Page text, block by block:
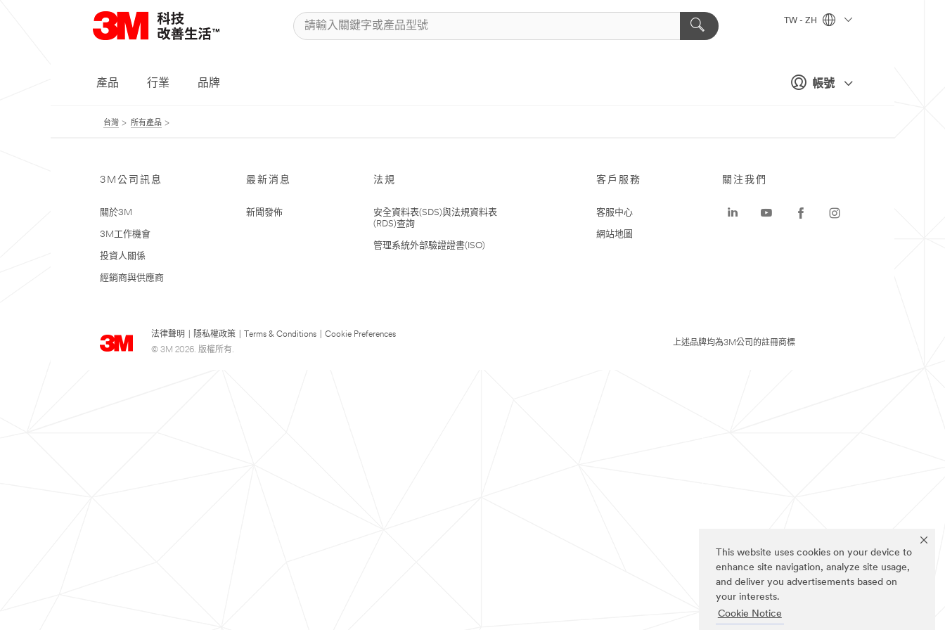
This website uses cookies on your device to
enhance site navigation, analyze site usage,
and deliver you advertisements based on
your interests.
Cookie Notice
帳號
TW - ZH
產品 行業 品牌
台灣 所有產品
3M公司訊息
關於3M
3M工作機會
投資人關係
經銷商與供應商
最新消息
新聞發佈
法規
安全資料表(SDS)與法規資料表
(RDS)查詢
管理系統外部驗證證書(ISO)
客戶服務
客服中心
網站地圖
法律聲明 隱私權政策 Terms & Conditions
Cookie Preferences
© 3M 2026. 版權所有.
關注我們
上述品牌均為3M公司的註冊商標